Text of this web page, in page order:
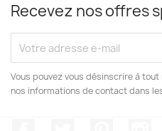
Recevez nos offres
Vous pouvez vous désinscrire à
nos informations de contact dans